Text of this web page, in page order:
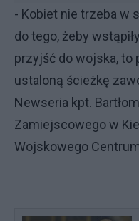
- Kobiet nie trzeba w
do tego, żeby
przyjść do wojska, to
ustaloną ścieżkę
Newseria kpt.
Zamiejscowego w
Wojskowego